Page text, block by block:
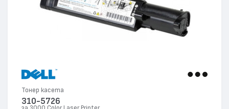
Тонер касета
310-5726